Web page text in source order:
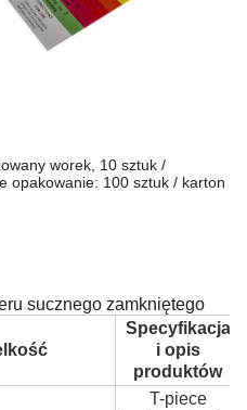
worek, 10 sztuk /
opakowanie: 100 sztuk / karton
sucznego zamkniętego
Specyfikacja
i opis
produktów
T-piece